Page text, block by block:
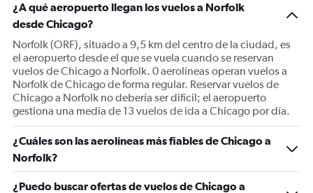
Y
axis
displaying
Number
of
flights.
Range:
0
to
¿A qué aeropuerto llegan los vuelos a Norfolk
desde Chicago?
Norfolk (ORF), situado a 9,5 km del centro de la ciudad, es
el aeropuerto desde el que se vuela cuando se reservan
vuelos de Chicago a Norfolk. 0 aerolíneas operan vuelos a
Norfolk de Chicago de forma regular. Reservar vuelos de
Chicago a Norfolk no debería ser difícil; el aeropuerto
gestiona una media de 13 vuelos de ida a Chicago por día.
¿Cuáles son las aerolíneas más fiables de Chicago a
Norfolk?
¿Puedo buscar ofertas de vuelos de Chicago a